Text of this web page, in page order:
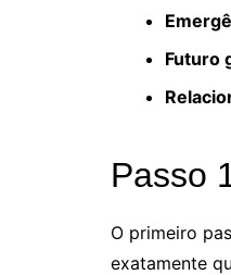
Futuro
Passo
O primeiro
exatamente